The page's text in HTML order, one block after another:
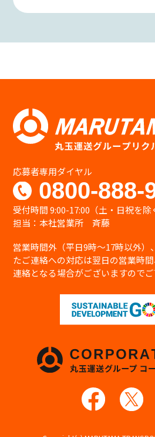
応募者専用ダイヤル
0800-888-
受付時間 9:00-17:00（土・日祝を除
担当：本社営業所 斉藤
営業時間外（平日9時〜17時以外）
たご連絡への対応は翌日の営業時
連絡となる場合がございますのでご